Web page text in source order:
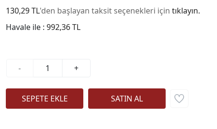
130,29 TL'den başlayan taksit seçenekleri için tıklayın.
Havale ile : 992,36 TL
- +